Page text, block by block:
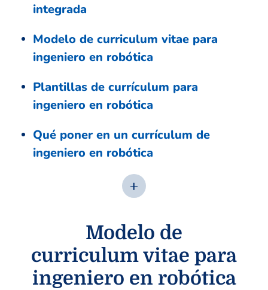
integrada
Modelo de curriculum vitae para
ingeniero en robótica
Plantillas de currículum para
ingeniero en robótica
Qué poner en un currículum de
ingeniero en robótica
Modelo de
curriculum vitae para
ingeniero en robótica